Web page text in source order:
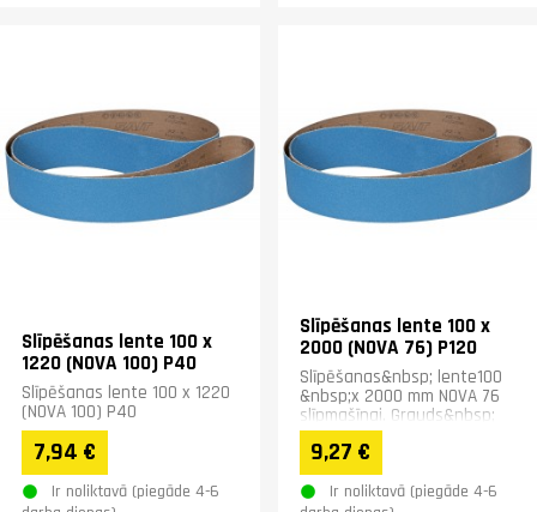
Slīpēšanas lente 100 x
1220 (NOVA 100) P40
Slīpēšanas lente 100 x 1220
(NOVA 100) P40
7,94 €
Ir noliktavā (piegāde 4-6
Slīpēšanas lente 100 x
2000 (NOVA 76) P120
Slīpēšanas&nbsp; lente100
&nbsp;x 2000 mm NOVA 76
slīpmašīnai. Grauds&nbsp;
P80
9,27 €
Ir noliktavā (piegāde 4-6